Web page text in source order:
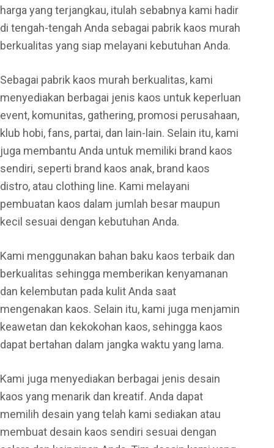
harga yang terjangkau, itulah sebabnya kami hadir
di tengah-tengah Anda sebagai pabrik kaos murah
berkualitas yang siap melayani kebutuhan Anda.
Sebagai pabrik kaos murah berkualitas, kami
menyediakan berbagai jenis kaos untuk keperluan
event, komunitas, gathering, promosi perusahaan,
klub hobi, fans, partai, dan lain-lain. Selain itu, kami
juga membantu Anda untuk memiliki brand kaos
sendiri, seperti brand kaos anak, brand kaos
distro, atau clothing line. Kami melayani
pembuatan kaos dalam jumlah besar maupun
kecil sesuai dengan kebutuhan Anda.
Kami menggunakan bahan baku kaos terbaik dan
berkualitas sehingga memberikan kenyamanan
dan kelembutan pada kulit Anda saat
mengenakan kaos. Selain itu, kami juga menjamin
keawetan dan kekokohan kaos, sehingga kaos
dapat bertahan dalam jangka waktu yang lama.
Kami juga menyediakan berbagai jenis desain
kaos yang menarik dan kreatif. Anda dapat
memilih desain yang telah kami sediakan atau
membuat desain kaos sendiri sesuai dengan